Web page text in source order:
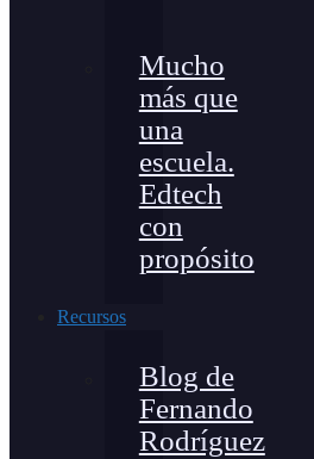
Mucho
más que
una
escuela.
Edtech
con
propósito
Recursos
Blog de
Fernando
Rodríguez